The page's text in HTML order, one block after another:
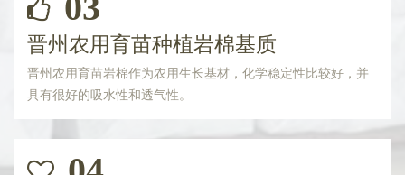
晋州农用育苗种植岩棉基质
晋州农用育苗岩棉作为农用生长基材，化学稳定性比较好，并
具有很好的吸水性和透气性。